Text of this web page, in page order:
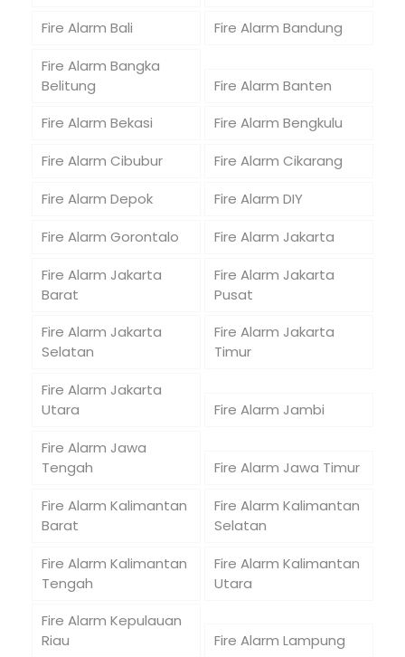
Fire Alarm Bali
Fire Alarm Bandung
Fire Alarm Bangka
Belitung
Fire Alarm Banten
Fire Alarm Bekasi
Fire Alarm Bengkulu
Fire Alarm Cibubur
Fire Alarm Cikarang
Fire Alarm Depok
Fire Alarm DIY
Fire Alarm Gorontalo
Fire Alarm Jakarta
Fire Alarm Jakarta
Barat
Fire Alarm Jakarta
Pusat
Fire Alarm Jakarta
Selatan
Fire Alarm Jakarta
Timur
Fire Alarm Jakarta
Utara
Fire Alarm Jambi
Fire Alarm Jawa
Tengah
Fire Alarm Jawa Timur
Fire Alarm Kalimantan
Barat
Fire Alarm Kalimantan
Selatan
Fire Alarm Kalimantan
Tengah
Fire Alarm Kalimantan
Utara
Fire Alarm Kepulauan
Riau
Fire Alarm Lampung